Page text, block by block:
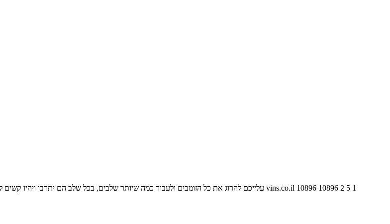
עלייכם להרוג את כל הזומבים ולעבור כמה שיותר שלבים, בכל שלב הם יתרבו ויהיו vins.co.il 10896 10896 2 5 1